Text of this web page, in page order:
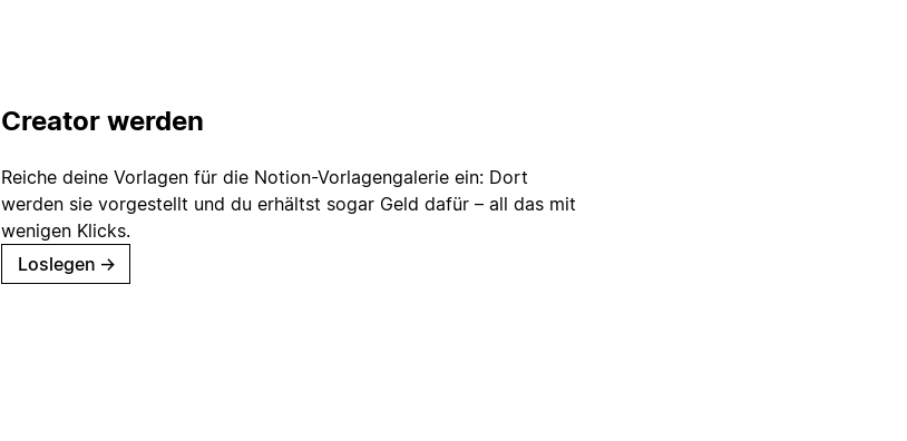
Creator werden
Reiche deine Vorlagen für die Notion-Vorlagengalerie ein: Dort
werden sie vorgestellt und du erhältst sogar Geld dafür – all das mit
wenigen Klicks.
Loslegen →